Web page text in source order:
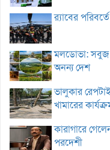
র‌্যাবের
মলডোভা: সবুজ
অনন্য দেশ
ভালুকার
খামারের
কারাগারে
পরদেশী